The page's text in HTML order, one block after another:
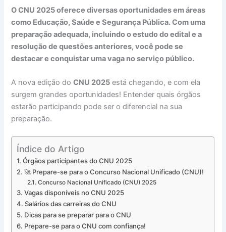
O CNU 2025 oferece diversas oportunidades em áreas
como Educação, Saúde e Segurança Pública. Com uma
preparação adequada, incluindo o estudo do edital e a
resolução de questões anteriores, você pode se
destacar e conquistar uma vaga no serviço público.
A nova edição doCNU 2025 está chegando, e com ela
surgem grandes oportunidades! Entender quais órgãos
estarão participando pode ser o diferencial na sua
preparação.
Índice do Artigo
Órgãos participantes do CNU 2025
🚀 Prepare-se para o Concurso Nacional Unificado (CNU)!
Concurso Nacional Unificado (CNU) 2025
Vagas disponíveis no CNU 2025
Salários das carreiras do CNU
Dicas para se preparar para o CNU
Prepare-se para o CNU com confiança!